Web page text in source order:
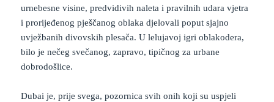
urnebesne visine, predvidivih naleta i pravilnih udara vjetra
i prorijeđenog pješčanog oblaka djelovali poput sjajno
uvježbanih divovskih plesača. U lelujavoj igri oblakodera,
bilo je nečeg svečanog, zapravo, tipičnog za urbane
dobrodošlice.
Dubai je, prije svega, pozornica svih onih koji su uspjeli